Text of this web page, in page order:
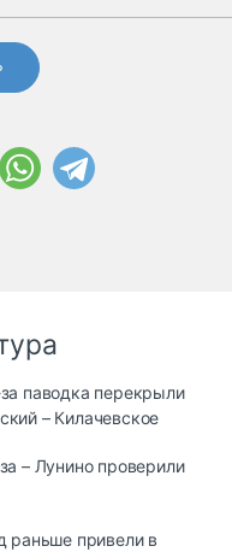
паводка перекрыли
– Килачевское
– Лунино проверили
раньше привели в